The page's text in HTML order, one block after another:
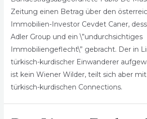
Zeitung einen Betrag über den
Immobilien-Investor Cevdet Caner,
Adler Group und ein \”undurchsichtiges
Immobiliengeflecht\” gebracht. Der in
türkisch-kurdischer Einwanderer
ist kein Wiener Wilder, teilt sich aber
türkisch-kurdischen Connections.